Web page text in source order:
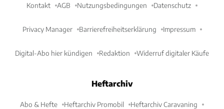
Kontakt AGB Nutzungsbedingungen Datenschutz
Privacy Manager Barrierefreiheitserklärung Impressum
Digital-Abo hier kündigen Redaktion Widerruf digitaler Käufe
Heftarchiv
Abo & Hefte Heftarchiv Promobil Heftarchiv Caravaning